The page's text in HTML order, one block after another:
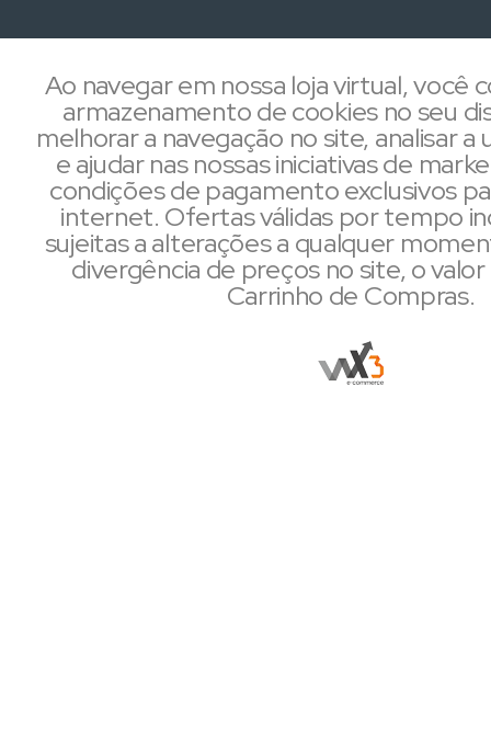
Ao navegar em nossa loja virtual, você
armazenamento de cookies no seu
melhorar a navegação no site, analisar a
e ajudar nas nossas iniciativas de
condições de pagamento exclusivos
internet. Ofertas válidas por tempo
sujeitas a alterações a qualquer
divergência de preços no site, o
Carrinho de Compras.